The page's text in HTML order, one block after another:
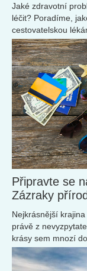
Jaké zdravotní
léčit? Poradíme,
cestovatelskou
Připravte se
Zázraky
Nejkrásnější
právě z
krásy sem mnozí